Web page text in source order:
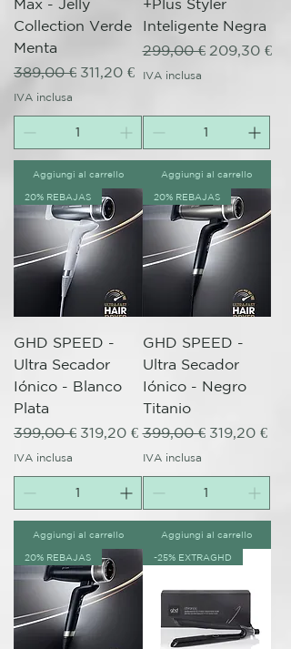
Collection Verde
Menta
Prezzo regolare
389,00 € Prezzo scontato
311,20 €
IVA inclusa
Aggiungi al carrello
Inteligente Negra
Prezzo regolare
299,00 € Prezzo
209,30 €
IVA inclusa
Aggiungi al carrello
20% REBAJAS
GHD SPEED -
Ultra Secador
Iónico - Blanco
Plata
Prezzo regolare
399,00 € Prezzo scontato
319,20 €
IVA inclusa
Aggiungi al carrello
20% REBAJAS
GHD SPEED -
Ultra Secador
Iónico - Negro
Titanio
Prezzo regolare
399,00 € Prezzo
319,20 €
IVA inclusa
Aggiungi al carrello
20% REBAJAS -25% EXTRAGHD